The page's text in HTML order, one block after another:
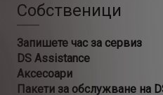
Собственици
Запишете час за сервиз
DS Assistance
Аксесоари
Пакети за обслужване на